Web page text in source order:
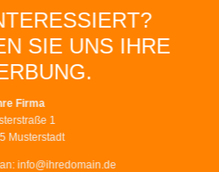
SIE UNS IHRE
Firma
1
Musterstadt
info@ihredomain.de